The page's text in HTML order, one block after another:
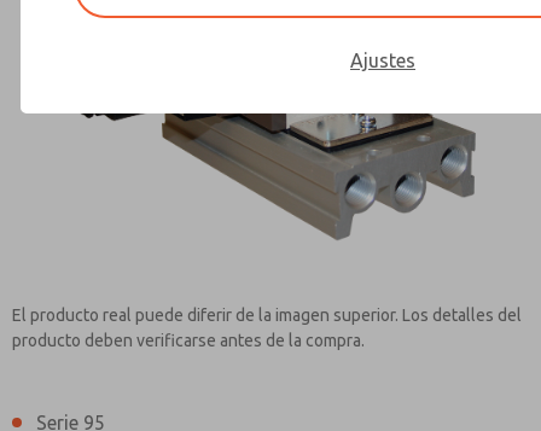
El producto real puede diferir de la imagen superior. Los detalles del
producto deben verificarse antes de la compra.
Serie 95
Contact ROSS Mexico for
Ajustes